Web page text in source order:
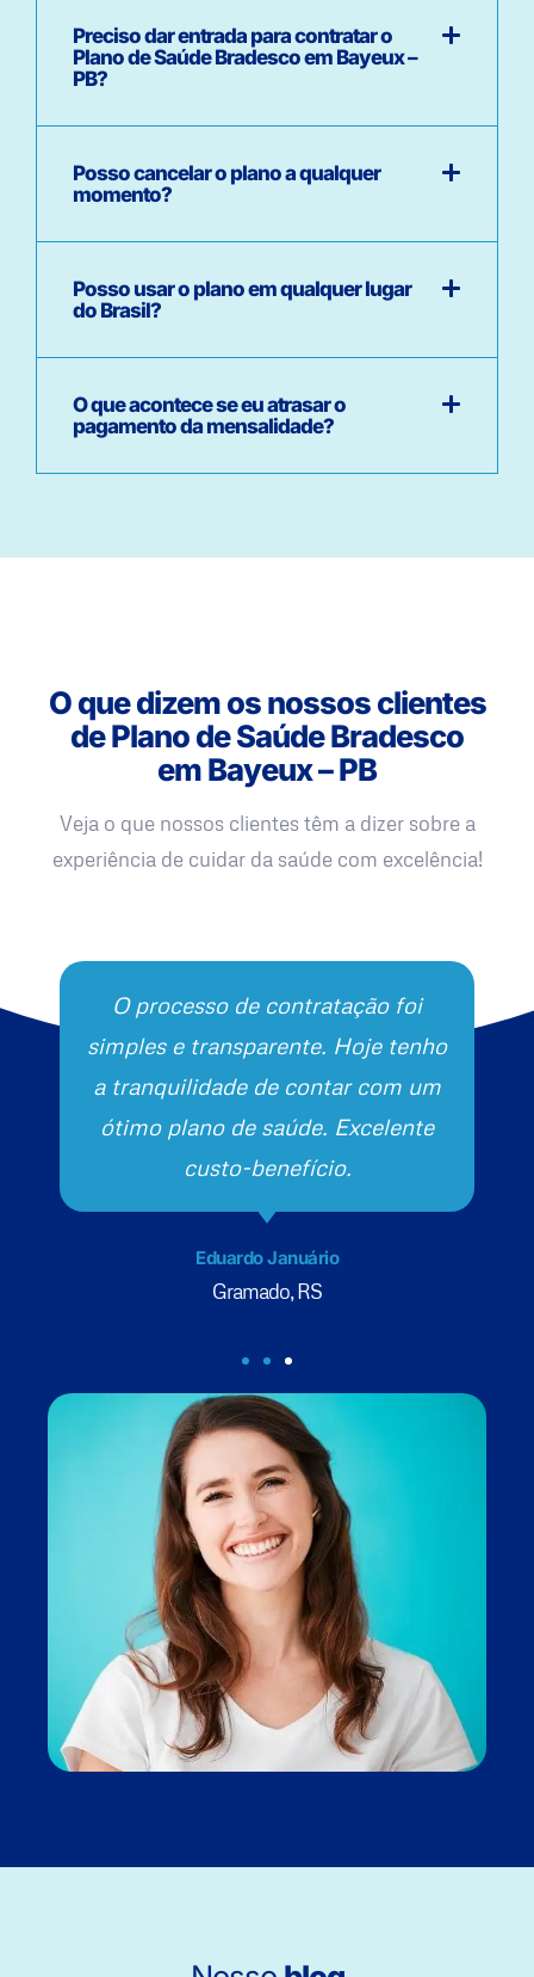
Preciso dar entrada para contratar o
Plano de Saúde Bradesco em Bayeux –
PB?
Posso cancelar o plano a qualquer
momento?
Posso usar o plano em qualquer lugar
do Brasil?
O que acontece se eu atrasar o
pagamento da mensalidade?
O que dizem os nossos clientes
de Plano de Saúde Bradesco
em Bayeux – PB
Veja o que nossos clientes têm a dizer sobre a
experiência de cuidar da saúde com excelência!
O processo de contratação foi
simples e transparente. Hoje tenho
a tranquilidade de contar com um
ótimo plano de saúde. Excelente
custo-benefício.
Eduardo Januário
Gramado, RS